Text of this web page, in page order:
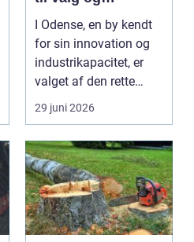
installation
I Odense, en by kendt
for sin innovation og
industrikapacitet, er
valget af den rette
industriport a...
29 juni 2026